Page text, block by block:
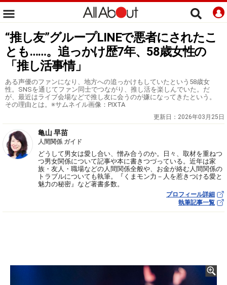
“推し友”グループLINEで悪者にされたこ
とも……。追っかけ歴7年、58歳女性の
「推し活事情」
ある声優のファンになり、地方への追っかけもしていたという58歳女
性。SNSを通じてファン同士でつながり、推し活を楽しんでいた。だ
が、最近はライブ会場などで推し友に会うのが嫌になってきたという。
その理由とは。※サムネイル画像：PIXTA
更新日： 2026年03月25日
亀山 早苗
人間関係 ガイド
どうして男女は愛し合い、憎み合うのか。日々、取材を重ねつ
つ男女関係について記事や本に書きつづっている。近年は家
族・友人・職場などの人間関係全般や、お金が絡む人間関係の
トラブルについても執筆。『くまモン力－人を惹きつける愛と
魅力の秘密』など著書多数。
プロフィール詳細
執筆記事一覧